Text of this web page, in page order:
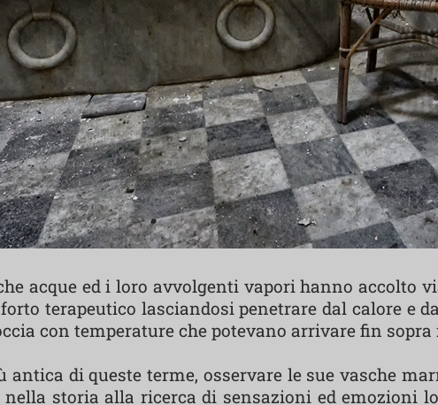
acque ed i loro avvolgenti vapori hanno accolto
terapeutico lasciandosi penetrare dal calore e
con temperature che potevano arrivare fin sopra i
di queste terme, osservare le sue vasche
storia alla ricerca di sensazioni ed emozioni